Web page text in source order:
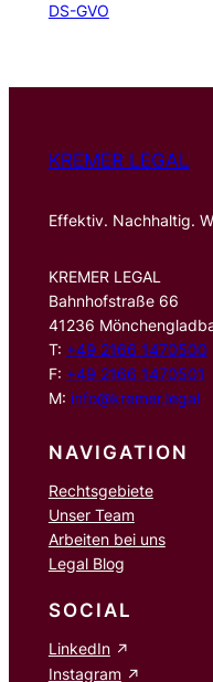
DS-GVO
KREMER LEGAL
Effektiv. Nachhaltig.
KREMER LEGAL
Bahnhofstraße 66
41236
T: +49 2166 1470500
F: +49 2166 1470501
M: info@kremer.legal
NAVIGATION
Rechtsgebiete
Unser Team
Arbeiten bei uns
Legal Blog
SOCIAL
LinkedIn
Instagram